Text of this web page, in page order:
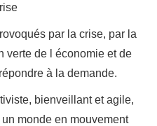
par la crise, par la
verte de l économie et de
à la demande.
bienveillant et agile,
monde en mouvement